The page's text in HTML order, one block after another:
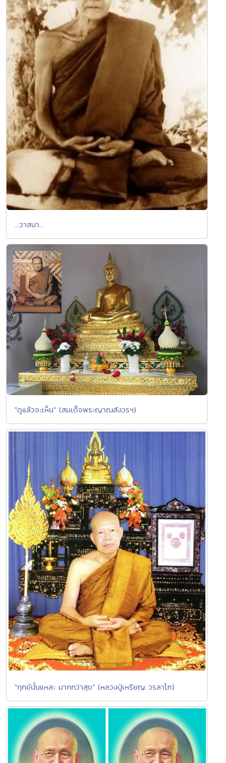
...วาสนา...
"ดูแล้วจะเห็น" (สมเด็จพระญาณสังวรฯ)
"ทุกข์นั้นแหละ มากกว่าสุข" (หลวงปู่เหรียญ วรลาโภ)